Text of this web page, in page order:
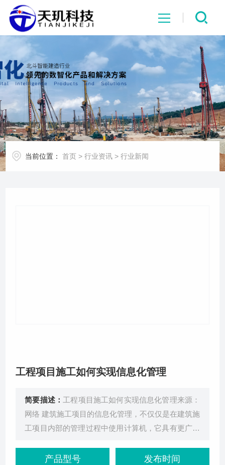
网站首页
系统中心
解决方案
项目案例
当前位置： 首页 >行业资讯 >行业新闻
工程项目施工如何实现信息化管理
简要描述： 工程项目施工如何实现信息化管理来源：
网络 建筑施工项目的信息化管理，不仅仅是在建筑施
工项目内部的管理过程中使用计算机，它具有更广泛
性，对管理过程中需要处理的所有信息进行高效地采
产品型号 发布时间